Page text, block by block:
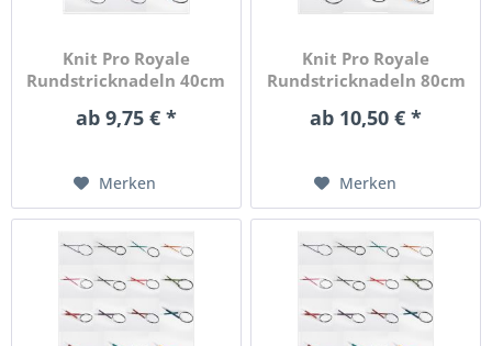
Knit Pro Royale
Rundstricknadeln 40cm
ab 9,75 € *
Merken
Knit Pro Royale
Rundstricknadeln 80cm
ab 10,50 € *
Merken